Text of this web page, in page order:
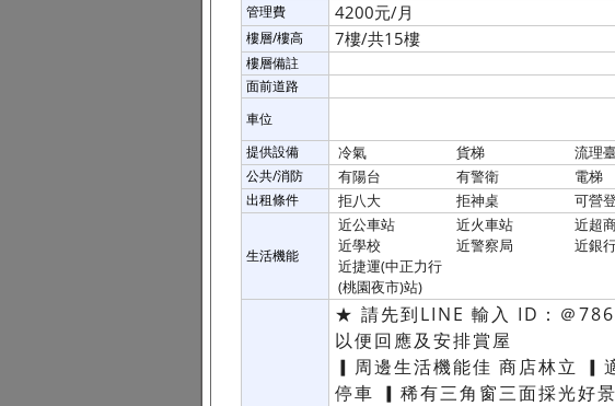
管理費 4200元/月
樓層/樓高 7樓/共15樓
樓層備註
面前道路
車位
提供設備 冷氣 貨梯 流理
公共/消防 有陽台 有警衛 電梯
出租條件 拒八大 拒神桌 可營
生活機能
近公車站 近火車站 近超
近學校
近警察局 近銀
近捷運(中正力行
(桃園夜市)站)
★ 請先到LINE 輸入 ID：＠
以便回應及安排賞屋
▎周邊生活機能佳 商店林立 ▎
停車 ▎稀有三角窗三面採光好